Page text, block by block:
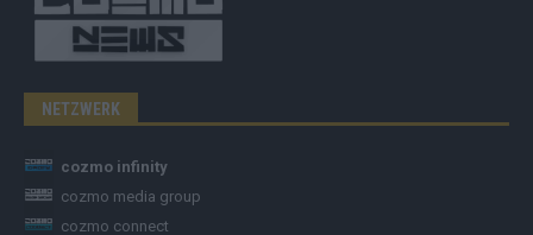
NETZWERK
cozmo infinity
cozmo media group
cozmo connect